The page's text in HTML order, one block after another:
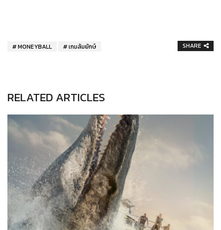
MONEYBALL เกมล้มยักษ์ SHARE
RELATED ARTICLES